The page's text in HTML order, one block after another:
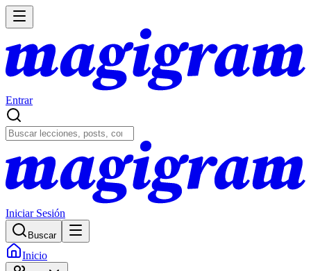
Entrar
Iniciar Sesión
Buscar
Inicio